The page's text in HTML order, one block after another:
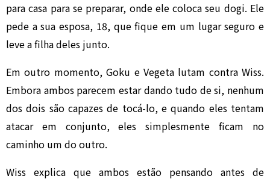
para casa para se preparar, onde ele coloca seu dogi. Ele
pede a sua esposa, 18, que fique em um lugar seguro e
leve a filha deles junto.
Em outro momento, Goku e Vegeta lutam contra Wiss.
Embora ambos parecem estar dando tudo de si, nenhum
dos dois são capazes de tocá-lo, e quando eles tentam
atacar em conjunto, eles simplesmente ficam no
caminho um do outro.
Wiss explica que ambos estão pensando antes de